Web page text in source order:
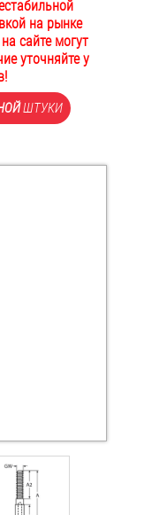
резьбой
яхт
на рынке
сайте могут
уточняйте у
ШТУКИ